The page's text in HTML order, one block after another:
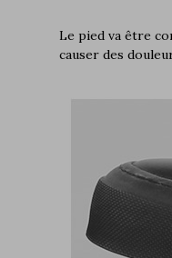
Le pied va être
causer des